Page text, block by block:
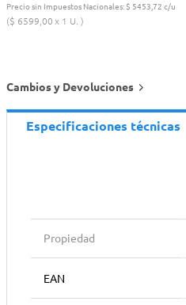
Precio sin Impuestos Nacionales:$ 5453,72 c/u
$ 6599,00 1 U.
Cambios y Devoluciones
Especificaciones técnicas
Propiedad
EAN